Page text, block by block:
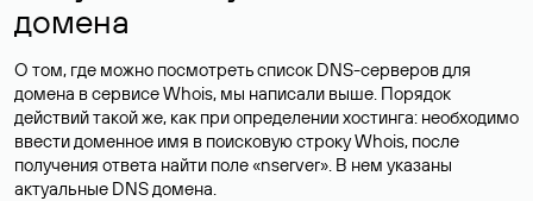
домена
О том, где можно посмотреть список DNS-серверов для
домена в сервисе Whois, мы написали выше. Порядок
действий такой же, как при определении хостинга: необходимо
ввести доменное имя в поисковую строку Whois, после
получения ответа найти поле «nserver». В нем указаны
актуальные DNS домена.